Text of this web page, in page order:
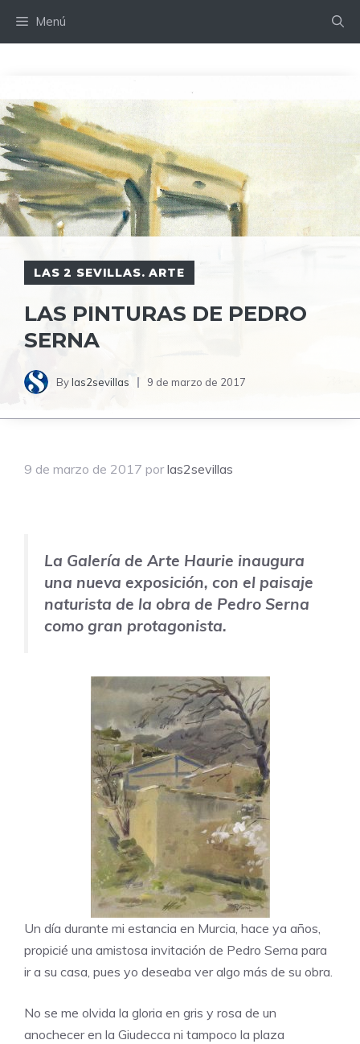
Menú
LAS 2 SEVILLAS. ARTE
LAS PINTURAS DE PEDRO
SERNA
Bylas2sevillas 9 de marzo de 2017
9 de marzo de 2017 por las2sevillas
La Galería de Arte Haurie inaugura
una nueva exposición, con el paisaje
naturista de la obra de Pedro Serna
como gran protagonista.
Un día durante mi estancia en Murcia, hace ya años,
propicié una amistosa invitación de Pedro Serna para
ir a su casa, pues yo deseaba ver algo más de su obra.
No se me olvida la gloria en gris y rosa de un
anochecer en la Giudecca ni tampoco la plaza